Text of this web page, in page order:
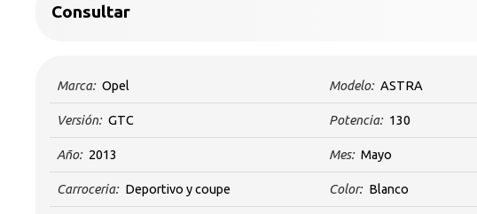
Consultar
Marca: Opel Modelo: ASTRA
Versión: GTC Potencia: 130
Año: 2013 Mes: Mayo
Carroceria: Deportivo y coupe Color: Blanco